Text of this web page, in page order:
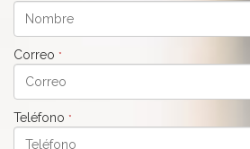
Correo *
Teléfono *